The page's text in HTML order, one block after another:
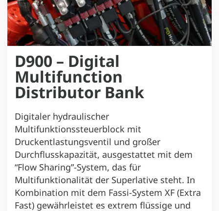
D900 – Digital
Multifunction
Distributor Bank
Digitaler hydraulischer
Multifunktionssteuerblock mit
Druckentlastungsventil und großer
Durchflusskapazität, ausgestattet mit dem
“Flow Sharing”-System, das für
Multifunktionalität der Superlative steht. In
Kombination mit dem Fassi-System XF (Extra
Fast) gewährleistet es extrem flüssige und